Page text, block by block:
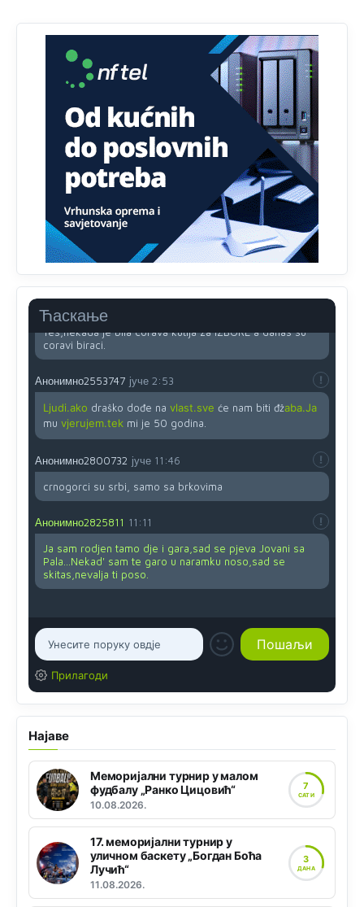
Ћаскање
Najveći dio populacije starije od 65 godina uopšte ne
koristi internet, niti ima pristup računarima
Анонимно2818605 јуче
11:45
Uvođenje pravila da se umjesto dosadašnjeg znaka "X"
(krstića) kružić ispred kandidata mora u potpunosti
obojiti (popuniti) uvedeno je isključivo zbog tehničkih
zahtjeva optičkih skenera.
Анонимно2818605 јуче 11:45
Ovo pravilo jeste unijelo opravdan strah, posebno kada
su u pitanju starije osobe, osobe sa slabijim vidom ili
Yes,nekada je bila corava kutija za IZBORE a danas su
coravi biraci.
Анонимно2553747 јуче 2:53
Ljudi.ako draško dođe na vlast.sve će nam biti đžaba.Ja
mu vjerujem.tek mi je 50 godina.
Анонимно2800732 јуче 11:46
crnogorci su srbi, samo sa brkovima
Анонимно2825811 11:11
Ja sam rodjen tamo dje i gara,sad se pjeva Jovani sa
Pala...Nekad' sam te garo u naramku noso,sad se
skitas,nevalja ti poso.
Прилагоди
Најаве
Меморијални турнир у малом
фудбалу „Ранко Цицовић“
10.08.2026.
7
САТИ
17. меморијални турнир у
уличном баскету „Богдан Боћа
Лучић“
11.08.2026.
3
ДАНА